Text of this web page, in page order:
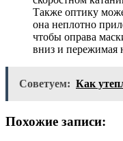
Также оптику
она неплотно
чтобы оправа
вниз и пережимая
Советуем: Как
Похожие записи: